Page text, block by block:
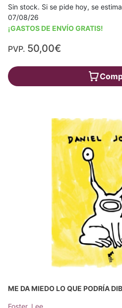
Sin stock. Si se pide hoy, se
07/08/26
¡GASTOS DE ENVÍO GRATIS!
PVP. 50,00€
ME DA MIEDO LO QUE PODRÍA
Foster, Lee